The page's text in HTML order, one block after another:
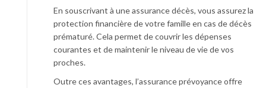
En souscrivant à une assurance décès, vous assurez la
protection financière de votre famille en cas de décès
prématuré. Cela permet de couvrir les dépenses
courantes et de maintenir le niveau de vie de vos
proches.
Outre ces avantages, l’assurance prévoyance offre